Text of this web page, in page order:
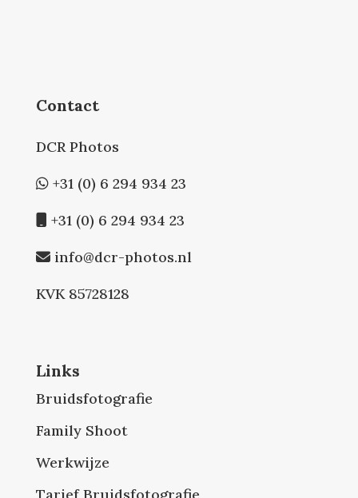
Contact
DCR Photos
+31 (0) 6 294 934 23
+31 (0) 6 294 934 23
info@dcr-photos.nl
KVK 85728128
Links
Bruidsfotografie
Family Shoot
Werkwijze